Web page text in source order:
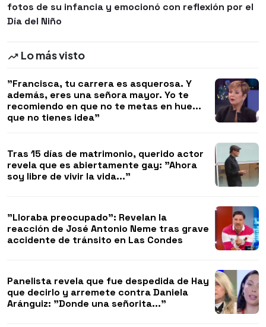
fotos de su infancia y emocionó con reflexión por el
Día del Niño
Lo más visto
"Francisca, tu carrera es asquerosa. Y
además, eres una señora mayor. Yo te
recomiendo en que no te metas en hue...
que no tienes idea"
Tras 15 días de matrimonio, querido actor
revela que es abiertamente gay: "Ahora
soy libre de vivir la vida..."
"Lloraba preocupado": Revelan la
reacción de José Antonio Neme tras grave
accidente de tránsito en Las Condes
Panelista revela que fue despedida de Hay
que decirlo y arremete contra Daniela
Aránguiz: "Donde una señorita..."